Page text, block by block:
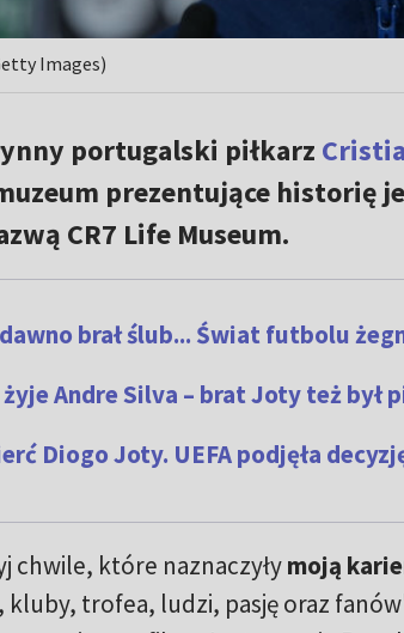
Images)
portugalski piłkarz
prezentujące historię
CR7 Life Museum.
brał ślub... Świat futbolu
Andre Silva – brat Joty też był
Diogo Joty. UEFA podjęła
chwile, które naznaczyłymoją
kluby, trofea, ludzi, pasję oraz